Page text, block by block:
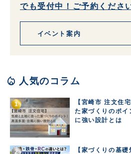
でも受付中！ご予約くださ
イベント案内
local_fire_department 人気のコラム
【宮崎市 注文住
た家づくりのポイ
に強い設計とは
【家づくりの基